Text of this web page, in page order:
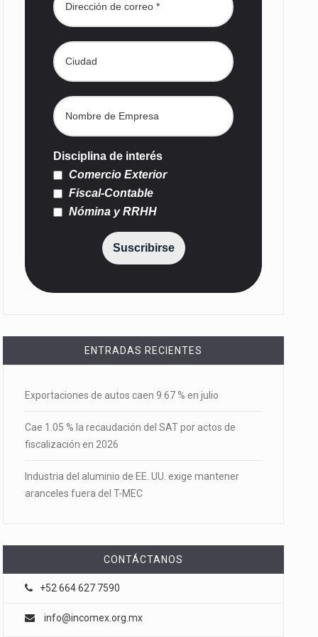
Disciplina de interés
Comercio Exterior
Fiscal-Contable
Nómina y RRHH
Suscribirse
ENTRADAS RECIENTES
Exportaciones de autos caen 9.67 % en julio
Cae 1.05 % la recaudación del SAT por actos de
fiscalización en 2026
Industria del aluminio de EE. UU. exige mantener
aranceles fuera del T-MEC
CONTÁCTANOS
+52 664 627 7590
info@incomex.org.mx